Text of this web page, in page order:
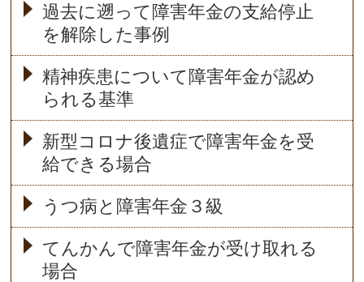
過去に遡って障害年金の支給停止
を解除した事例
精神疾患について障害年金が認め
られる基準
新型コロナ後遺症で障害年金を受
給できる場合
うつ病と障害年金３級
てんかんで障害年金が受け取れる
場合